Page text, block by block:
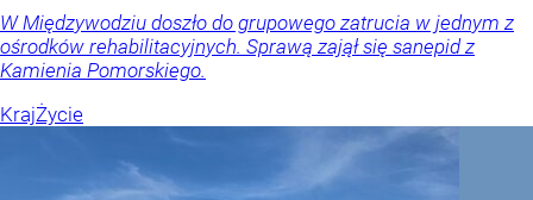
W Międzywodziu doszło do grupowego zatrucia w jednym z
ośrodków rehabilitacyjnych. Sprawą zajął się sanepid z
Kamienia Pomorskiego.
KrajŻycie